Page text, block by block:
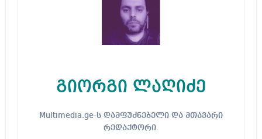
გიორგი ლაღიძე
Multimedia.ge-ს დამფუძნებელი და მთავარი
რედაქტორი.